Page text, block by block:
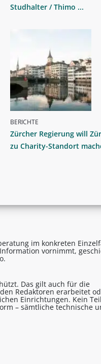
Studhalter / Thimo ...
BERICHTE
Zürcher Regierung will
zu Charity-Standort
im konkreten
vornimmt,
Das gilt auch für die
Redaktoren erarbeitet
Einrichtungen. Kein
– sämtliche technische